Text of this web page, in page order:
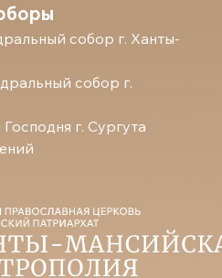
собор г. Ханты-
собор г.
г. Сургута